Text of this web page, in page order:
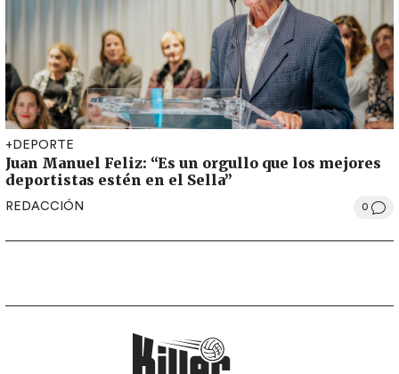
+DEPORTE
Juan Manuel Feliz: “Es un orgullo que los mejores
deportistas estén en el Sella”
REDACCIÓN 0